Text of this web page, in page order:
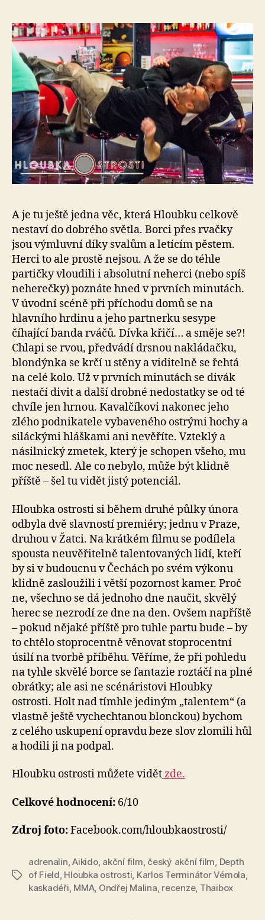
A je tu ještě jedna věc, která Hloubku celkově
nestaví do dobrého světla. Borci přes rvačky
jsou výmluvní díky svalům a letícím pěstem.
Herci to ale prostě nejsou. A že se do téhle
partičky vloudili i absolutní neherci (nebo spíš
neherečky) poznáte hned v prvních minutách.
V úvodní scéně při příchodu domů se na
hlavního hrdinu a jeho partnerku sesype
číhající banda rváčů. Dívka křičí… a směje se?!
Chlapi se rvou, předvádí drsnou nakládačku,
blondýnka se krčí u stěny a viditelně se řehtá
na celé kolo. Už v prvních minutách se divák
nestačí divit a další drobné nedostatky se od té
chvíle jen hrnou. Kavalčíkovi nakonec jeho
zlého podnikatele vybaveného ostrými hochy a
siláckými hláškami ani nevěříte. Vzteklý a
násilnický zmetek, který je schopen všeho, mu
moc nesedl. Ale co nebylo, může být klidně
příště – šel tu vidět jistý potenciál.
Hloubka ostrosti si během druhé půlky února
odbyla dvě slavností premiéry; jednu v Praze,
druhou v Žatci. Na krátkém filmu se podílela
spousta neuvěřitelně talentovaných lidí, kteří
by si v budoucnu v Čechách po svém výkonu
klidně zasloužili i větší pozornost kamer. Proč
ne, všechno se dá jednoho dne naučit, skvělý
herec se nezrodí ze dne na den. Ovšem napříště
– pokud nějaké příště pro tuhle partu bude – by
to chtělo stoprocentně věnovat stoprocentní
úsilí na tvorbě příběhu. Věříme, že při pohledu
na tyhle skvělé borce se fantazie roztáčí na plné
obrátky; ale asi ne scénáristovi Hloubky
ostrosti. Holt nad tímhle jediným „talentem“ (a
vlastně ještě vychechtanou blonckou) bychom
z celého uskupení opravdu beze slov zlomili hůl
a hodili ji na podpal.
Hloubku ostrosti můžete vidětzde.
Celkové hodnocení: 6/10
Zdroj foto:Facebook.com/hloubkaostrosti/
Štítky
adrenalin,Aikido, akční film, český akční film, Depth
of Field, Hloubka ostrosti, Karlos Terminátor Vémola,
kaskadéři, MMA, Ondřej Malina, recenze, Thaibox